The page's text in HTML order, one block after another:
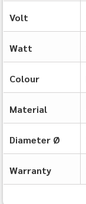
Volt
Watt
Colour
Material
Diameter Ø
Warranty